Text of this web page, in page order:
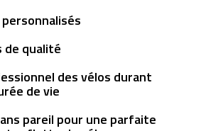
de qualité
des vélos durant
de vie
pareil pour une parfaite